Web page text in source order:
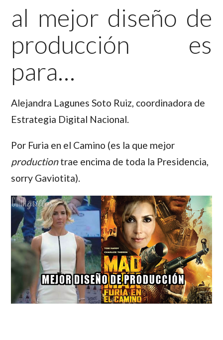
al mejor diseño de
producción es
para…
Alejandra Lagunes Soto Ruiz, coordinadora de
Estrategia Digital Nacional.
Por Furia en el Camino (es la que mejor
productiontrae encima de toda la Presidencia,
sorry Gaviotita).